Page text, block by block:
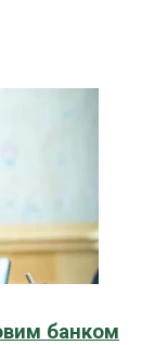
банком